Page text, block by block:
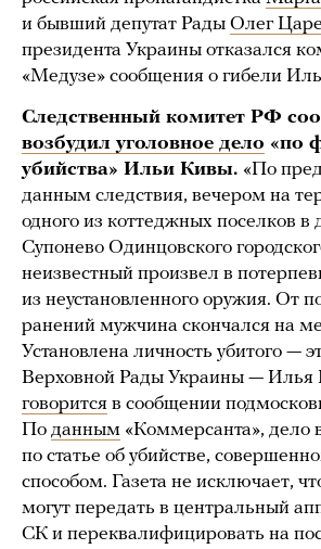
и бывший депутат Рады Олег
президента Украины отказался
«Медузе» сообщения о гибели
Следственный комитет РФ
возбудил уголовное дело «по
убийства» Ильи Кивы. «По
данным следствия, вечером на
одного из коттеджных поселков в
Супонево Одинцовского
неизвестный произвел в
из неустановленного оружия. От
ранений мужчина скончался на
Установлена личность убитого —
Верховной Рады Украины — Илья
говорится в сообщении
По данным «Коммерсанта», дело
по статье об убийстве,
способом. Газета не исключает,
могут передать в центральный
СК и переквалифицировать на